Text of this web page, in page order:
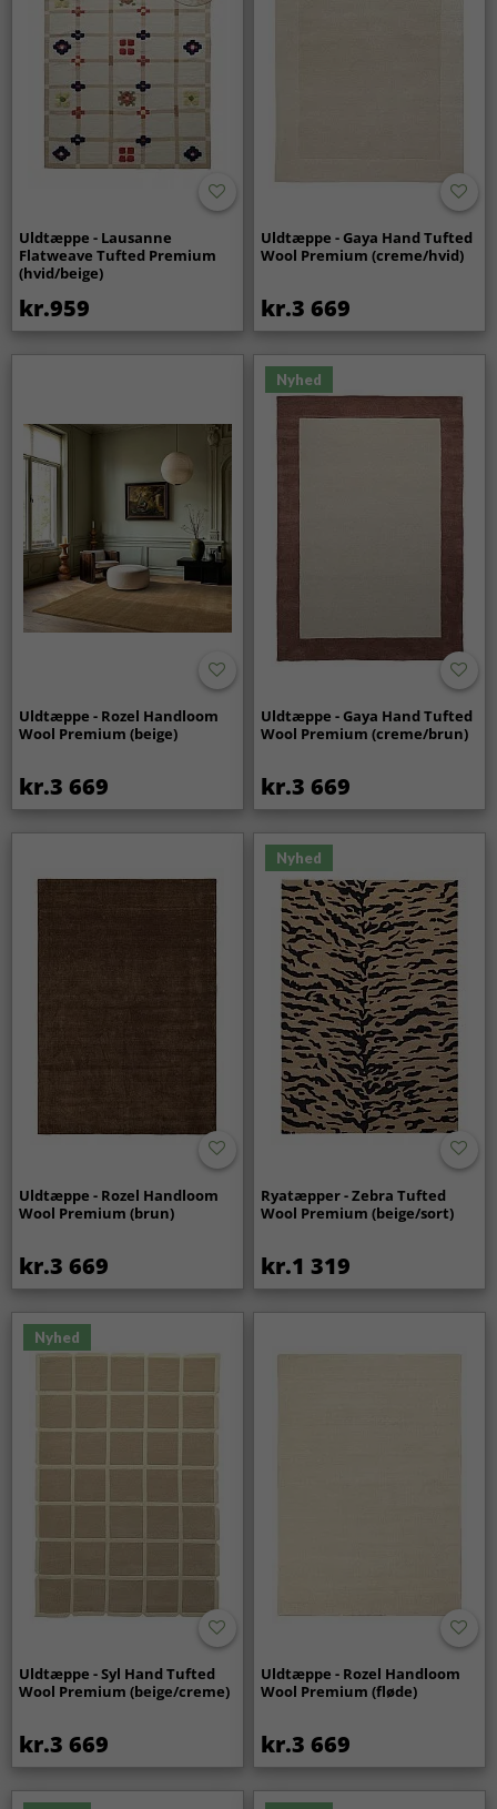
Uldtæppe - Lausanne
Flatweave Tufted Premium
(hvid/beige)
kr.959
Uldtæppe - Gaya Hand Tufted
Wool Premium (creme/hvid)
kr.3 669
Uldtæppe - Rozel Handloom
Wool Premium (beige)
kr.3 669
Nyhed
Uldtæppe - Gaya Hand Tufted
Wool Premium (creme/brun)
kr.3 669
Uldtæppe - Rozel Handloom
Wool Premium (brun)
kr.3 669
Nyhed
Ryatæpper - Zebra Tufted
Wool Premium (beige/sort)
kr.1 319
Nyhed
Uldtæppe - Syl Hand Tufted
Wool Premium (beige/creme)
kr.3 669
Uldtæppe - Rozel Handloom
Wool Premium (fløde)
kr.3 669